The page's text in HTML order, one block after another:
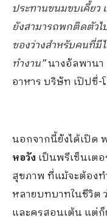
ประทานขนมขบเคี้ยว
ยังสามารถพกติดตัวไ
ของว่างสำหรับคนที่มี
ทำงาน”นางอัลพาน
อาหาร บริษัท เป๊ปซี่-
นอกจากนี้ยังได้เปิด
หอวัง เป็นพรีเซ็นเต
สุขภาพ ที่แม้จะต้อง
หลายบทบาทในชีวิต
และครูสอนเต้น แต่